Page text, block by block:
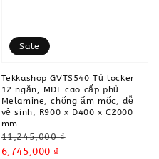
Sale
Tekkashop GVTS540 Tủ locker
12 ngăn, MDF cao cấp phủ
Melamine, chống ẩm mốc, dễ
vệ sinh, R900 x D400 x C2000
mm
Regular
price
11,245,000 ₫
Sale
6,745,000 ₫